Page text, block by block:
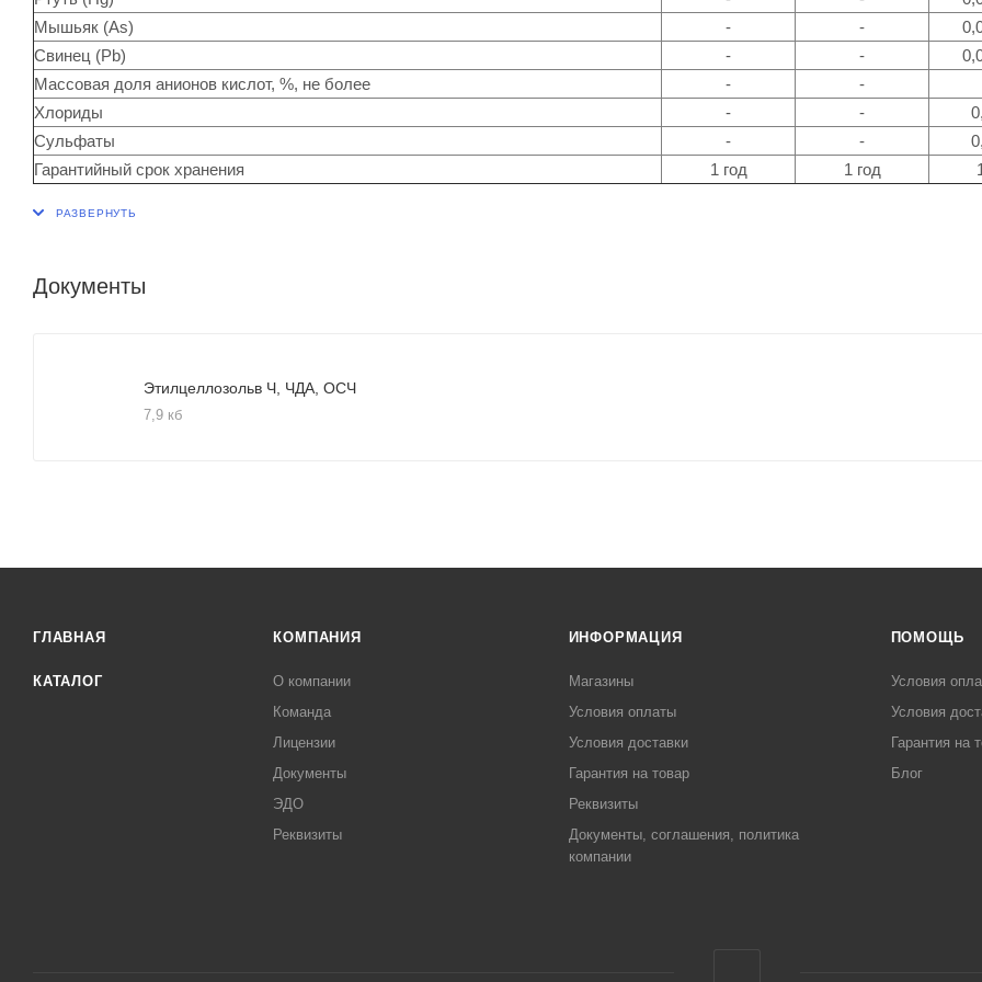
Мышьяк (As)
- -
Свинец (Pb)
- -
Массовая доля анионов кислот, %, не более
- -
Хлориды
- -
Сульфаты
- -
Гарантийный срок хранения
1 год 1 год
Документы
Этилцеллозольв Ч, ЧДА, ОСЧ
7,9 кб
ГЛАВНАЯ
КАТАЛОГ
КОМПАНИЯ
О компании
Команда
Лицензии
Документы
ЭДО
Реквизиты
ИНФОРМАЦИЯ
Магазины
Условия оплаты
Условия доставки
Гарантия на товар
Реквизиты
Документы, соглашения, политика
компании
ПОМОЩЬ
Условия
Условия
Гарантия на
Блог